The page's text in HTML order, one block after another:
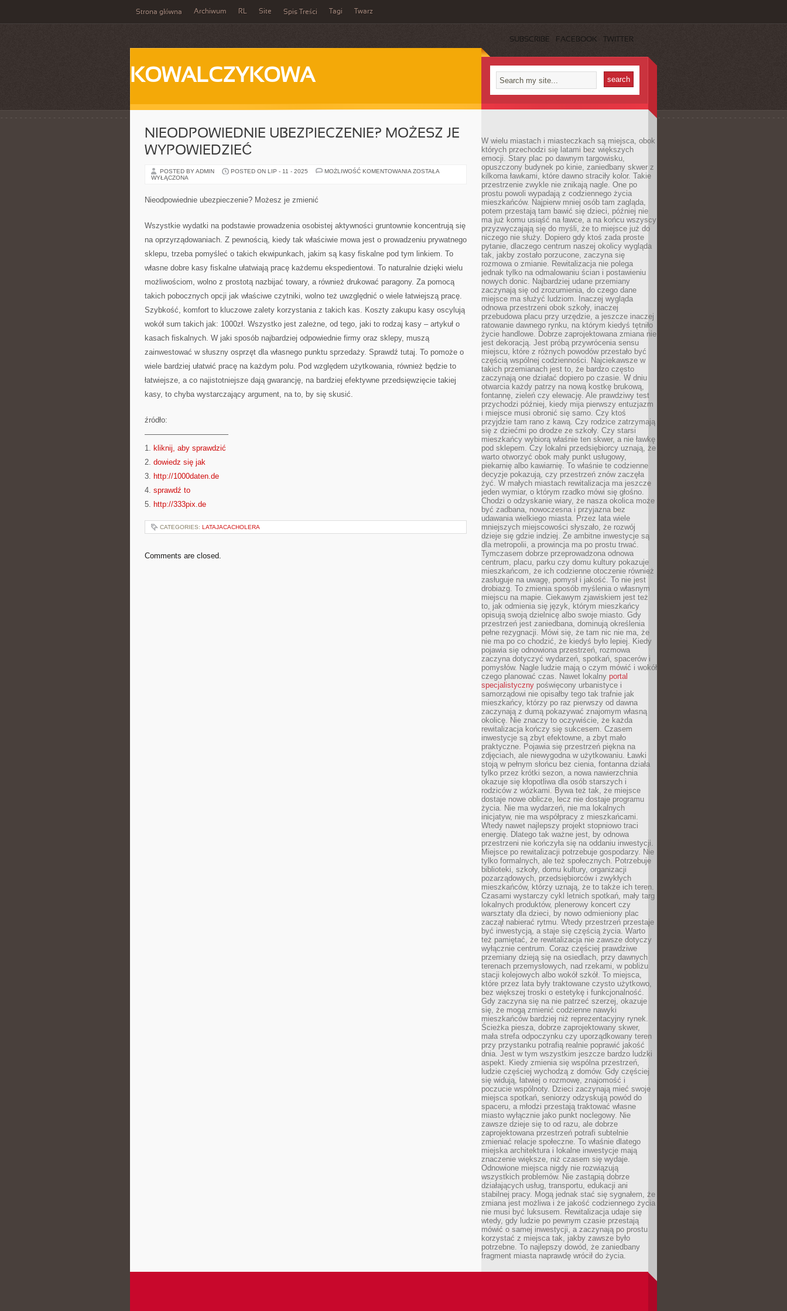
Strona główna Archiwum RL Site Spis Treści Tagi Twarz
SUBSCRIBE FACEBOOK TWITTER
KOWALCZYKOWA
NIEODPOWIEDNIE UBEZPIECZENIE? MOŻESZ JE
WYPOWIEDZIEĆ
POSTED BY ADMIN POSTED ON LIP - 11 - 2025 MOŻLIWOŚĆ KOMENTOWANIA NIEODPOWIEDNIE
ZOSTAŁA
WYŁĄCZONA
Nieodpowiednie ubezpieczenie? Możesz je zmienić
Wszystkie wydatki na podstawie prowadzenia osobistej aktywności gruntownie koncentrują się
na oprzyrządowaniach. Z pewnością, kiedy tak właściwie mowa jest o prowadzeniu prywatnego
sklepu, trzeba pomyśleć o takich ekwipunkach, jakim są kasy fiskalne pod tym linkiem. To
własne dobre kasy fiskalne ułatwiają pracę każdemu ekspedientowi. To naturalnie dzięki wielu
możliwościom, wolno z prostotą nazbijać towary, a również drukować paragony. Za pomocą
takich pobocznych opcji jak właściwe czytniki, wolno też uwzględnić o wiele łatwiejszą pracę.
Szybkość, komfort to kluczowe zalety korzystania z takich kas. Koszty zakupu kasy oscylują
wokół sum takich jak: 1000zł. Wszystko jest zależne, od tego, jaki to rodzaj kasy – artykuł o
kasach fiskalnych. W jaki sposób najbardziej odpowiednie firmy oraz sklepy, muszą
zainwestować w słuszny osprzęt dla własnego punktu sprzedaży. Sprawdź tutaj. To pomoże o
wiele bardziej ułatwić pracę na każdym polu. Pod względem użytkowania, również będzie to
łatwiejsze, a co najistotniejsze dają gwarancję, na bardziej efektywne przedsięwzięcie takiej
kasy, to chyba wystarczający argument, na to, by się skusić.
źródło:
———————————
1. kliknij, aby sprawdzić
2. dowiedz się jak
3. http://1000daten.de
4. sprawdź to
5. http://333pix.de
CATEGORIES: LATAJACACHOLERA
Comments are closed.
W wielu miastach i miasteczkach są miejsca, obok
których przechodzi się latami bez większych
emocji. Stary plac po dawnym targowisku,
opuszczony budynek po kinie, zaniedbany skwer z
kilkoma ławkami, które dawno straciły kolor. Takie
przestrzenie zwykle nie znikają nagle. One po
prostu powoli wypadają z codziennego życia
mieszkańców. Najpierw mniej osób tam zagląda,
potem przestają tam bawić się dzieci, później nie
ma już komu usiąść na ławce, a na końcu wszyscy
przyzwyczajają się do myśli, że to miejsce już do
niczego nie służy. Dopiero gdy ktoś zada proste
pytanie, dlaczego centrum naszej okolicy wygląda
tak, jakby zostało porzucone, zaczyna się
rozmowa o zmianie. Rewitalizacja nie polega
jednak tylko na odmalowaniu ścian i postawieniu
nowych donic. Najbardziej udane przemiany
zaczynają się od zrozumienia, do czego dane
miejsce ma służyć ludziom. Inaczej wygląda
odnowa przestrzeni obok szkoły, inaczej
przebudowa placu przy urzędzie, a jeszcze inaczej
ratowanie dawnego rynku, na którym kiedyś tętniło
życie handlowe. Dobrze zaprojektowana zmiana nie
jest dekoracją. Jest próbą przywrócenia sensu
miejscu, które z różnych powodów przestało być
częścią wspólnej codzienności. Najciekawsze w
takich przemianach jest to, że bardzo często
zaczynają one działać dopiero po czasie. W dniu
otwarcia każdy patrzy na nową kostkę brukową,
fontannę, zieleń czy elewację. Ale prawdziwy test
przychodzi później, kiedy mija pierwszy entuzjazm
i miejsce musi obronić się samo. Czy ktoś
przyjdzie tam rano z kawą. Czy rodzice zatrzymają
się z dziećmi po drodze ze szkoły. Czy starsi
mieszkańcy wybiorą właśnie ten skwer, a nie ławkę
pod sklepem. Czy lokalni przedsiębiorcy uznają, że
warto otworzyć obok mały punkt usługowy,
piekarnię albo kawiarnię. To właśnie te codzienne
decyzje pokazują, czy przestrzeń znów zaczęła
żyć. W małych miastach rewitalizacja ma jeszcze
jeden wymiar, o którym rzadko mówi się głośno.
Chodzi o odzyskanie wiary, że nasza okolica może
być zadbana, nowoczesna i przyjazna bez
udawania wielkiego miasta. Przez lata wiele
mniejszych miejscowości słyszało, że rozwój
dzieje się gdzie indziej. Że ambitne inwestycje są
dla metropolii, a prowincja ma po prostu trwać.
Tymczasem dobrze przeprowadzona odnowa
centrum, placu, parku czy domu kultury pokazuje
mieszkańcom, że ich codzienne otoczenie również
zasługuje na uwagę, pomysł i jakość. To nie jest
drobiazg. To zmienia sposób myślenia o własnym
miejscu na mapie. Ciekawym zjawiskiem jest też
to, jak odmienia się język, którym mieszkańcy
opisują swoją dzielnicę albo swoje miasto. Gdy
przestrzeń jest zaniedbana, dominują określenia
pełne rezygnacji. Mówi się, że tam nic nie ma, że
nie ma po co chodzić, że kiedyś było lepiej. Kiedy
pojawia się odnowiona przestrzeń, rozmowa
zaczyna dotyczyć wydarzeń, spotkań, spacerów i
pomysłów. Nagle ludzie mają o czym mówić i wokół
czego planować czas. Nawet lokalny portal
specjalistyczny poświęcony urbanistyce i
samorządowi nie opisałby tego tak trafnie jak
mieszkańcy, którzy po raz pierwszy od dawna
zaczynają z dumą pokazywać znajomym własną
okolicę. Nie znaczy to oczywiście, że każda
rewitalizacja kończy się sukcesem. Czasem
inwestycje są zbyt efektowne, a zbyt mało
praktyczne. Pojawia się przestrzeń piękna na
zdjęciach, ale niewygodna w użytkowaniu. Ławki
stoją w pełnym słońcu bez cienia, fontanna działa
tylko przez krótki sezon, a nowa nawierzchnia
okazuje się kłopotliwa dla osób starszych i
rodziców z wózkami. Bywa też tak, że miejsce
dostaje nowe oblicze, lecz nie dostaje programu
życia. Nie ma wydarzeń, nie ma lokalnych
inicjatyw, nie ma współpracy z mieszkańcami.
Wtedy nawet najlepszy projekt stopniowo traci
energię. Dlatego tak ważne jest, by odnowa
przestrzeni nie kończyła się na oddaniu inwestycji.
Miejsce po rewitalizacji potrzebuje gospodarzy. Nie
tylko formalnych, ale też społecznych. Potrzebuje
biblioteki, szkoły, domu kultury, organizacji
pozarządowych, przedsiębiorców i zwykłych
mieszkańców, którzy uznają, że to także ich teren.
Czasami wystarczy cykl letnich spotkań, mały targ
lokalnych produktów, plenerowy koncert czy
warsztaty dla dzieci, by nowo odmieniony plac
zaczął nabierać rytmu. Wtedy przestrzeń przestaje
być inwestycją, a staje się częścią życia. Warto
też pamiętać, że rewitalizacja nie zawsze dotyczy
wyłącznie centrum. Coraz częściej prawdziwe
przemiany dzieją się na osiedlach, przy dawnych
terenach przemysłowych, nad rzekami, w pobliżu
stacji kolejowych albo wokół szkół. To miejsca,
które przez lata były traktowane czysto użytkowo,
bez większej troski o estetykę i funkcjonalność.
Gdy zaczyna się na nie patrzeć szerzej, okazuje
się, że mogą zmienić codzienne nawyki
mieszkańców bardziej niż reprezentacyjny rynek.
Ścieżka piesza, dobrze zaprojektowany skwer,
mała strefa odpoczynku czy uporządkowany teren
przy przystanku potrafią realnie poprawić jakość
dnia. Jest w tym wszystkim jeszcze bardzo ludzki
aspekt. Kiedy zmienia się wspólna przestrzeń,
ludzie częściej wychodzą z domów. Gdy częściej
się widują, łatwiej o rozmowę, znajomość i
poczucie wspólnoty. Dzieci zaczynają mieć swoje
miejsca spotkań, seniorzy odzyskują powód do
spaceru, a młodzi przestają traktować własne
miasto wyłącznie jako punkt noclegowy. Nie
zawsze dzieje się to od razu, ale dobrze
zaprojektowana przestrzeń potrafi subtelnie
zmieniać relacje społeczne. To właśnie dlatego
miejska architektura i lokalne inwestycje mają
znaczenie większe, niż czasem się wydaje.
Odnowione miejsca nigdy nie rozwiązują
wszystkich problemów. Nie zastąpią dobrze
działających usług, transportu, edukacji ani
stabilnej pracy. Mogą jednak stać się sygnałem, że
zmiana jest możliwa i że jakość codziennego życia
nie musi być luksusem. Rewitalizacja udaje się
wtedy, gdy ludzie po pewnym czasie przestają
mówić o samej inwestycji, a zaczynają po prostu
korzystać z miejsca tak, jakby zawsze było
potrzebne. To najlepszy dowód, że zaniedbany
fragment miasta naprawdę wrócił do życia.